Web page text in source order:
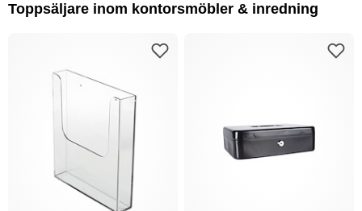
Toppsäljare inom kontorsmöbler & inredning